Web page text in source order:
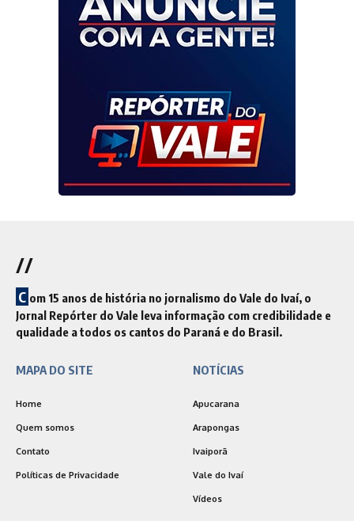
//
C om 15 anos de história no jornalismo do Vale do Ivaí, o
Jornal Repórter do Vale leva informação com credibilidade e
qualidade a todos os cantos do Paraná e do Brasil.
MAPA DO SITE
Home
Quem somos
Contato
Políticas de Privacidade
NOTÍCIAS
Apucarana
Arapongas
Ivaiporã
Vale do Ivaí
Vídeos